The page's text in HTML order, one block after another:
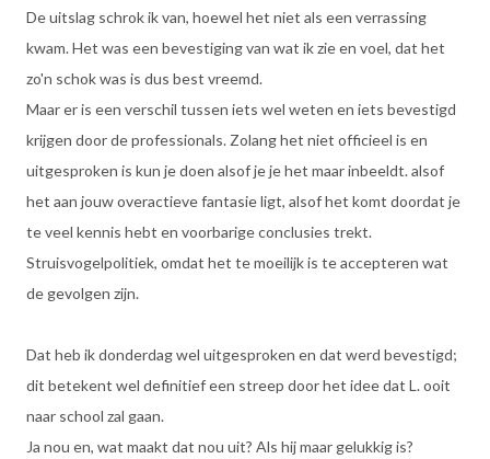
De uitslag schrok ik van, hoewel het niet als een verrassing
kwam. Het was een bevestiging van wat ik zie en voel, dat het
zo'n schok was is dus best vreemd.
Maar er is een verschil tussen iets wel weten en iets bevestigd
krijgen door de professionals. Zolang het niet officieel is en
uitgesproken is kun je doen alsof je je het maar inbeeldt. alsof
het aan jouw overactieve fantasie ligt, alsof het komt doordat je
te veel kennis hebt en voorbarige conclusies trekt.
Struisvogelpolitiek, omdat het te moeilijk is te accepteren wat
de gevolgen zijn.
Dat heb ik donderdag wel uitgesproken en dat werd bevestigd;
dit betekent wel definitief een streep door het idee dat L. ooit
naar school zal gaan.
Ja nou en, wat maakt dat nou uit? Als hij maar gelukkig is?